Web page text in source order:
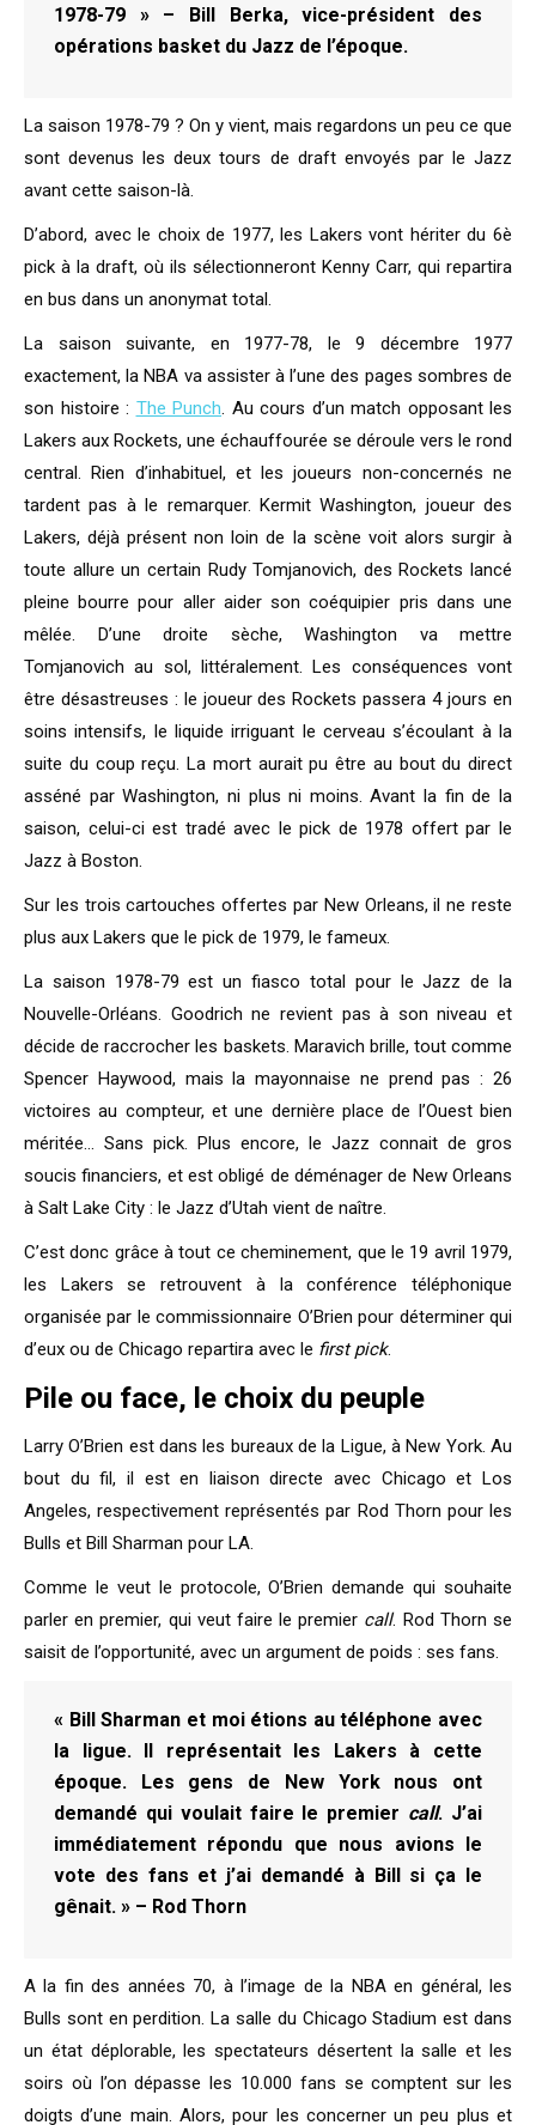
1978-79 » – Bill Berka, vice-président des
opérations basket du Jazz de l’époque.
La saison 1978-79 ? On y vient, mais regardons un peu ce que
sont devenus les deux tours de draft envoyés par le Jazz
avant cette saison-là.
D’abord, avec le choix de 1977, les Lakers vont hériter du 6è
pick à la draft, où ils sélectionneront Kenny Carr, qui repartira
en bus dans un anonymat total.
La saison suivante, en 1977-78, le 9 décembre 1977
exactement, la NBA va assister à l’une des pages sombres de
son histoire : The Punch. Au cours d’un match opposant les
Lakers aux Rockets, une échauffourée se déroule vers le rond
central. Rien d’inhabituel, et les joueurs non-concernés ne
tardent pas à le remarquer. Kermit Washington, joueur des
Lakers, déjà présent non loin de la scène voit alors surgir à
toute allure un certain Rudy Tomjanovich, des Rockets lancé
pleine bourre pour aller aider son coéquipier pris dans une
mêlée. D’une droite sèche, Washington va mettre
Tomjanovich au sol, littéralement. Les conséquences vont
être désastreuses : le joueur des Rockets passera 4 jours en
soins intensifs, le liquide irriguant le cerveau s’écoulant à la
suite du coup reçu. La mort aurait pu être au bout du direct
asséné par Washington, ni plus ni moins. Avant la fin de la
saison, celui-ci est tradé avec le pick de 1978 offert par le
Jazz à Boston.
Sur les trois cartouches offertes par New Orleans, il ne reste
plus aux Lakers que le pick de 1979, le fameux.
La saison 1978-79 est un fiasco total pour le Jazz de la
Nouvelle-Orléans. Goodrich ne revient pas à son niveau et
décide de raccrocher les baskets. Maravich brille, tout comme
Spencer Haywood, mais la mayonnaise ne prend pas : 26
victoires au compteur, et une dernière place de l’Ouest bien
méritée… Sans pick. Plus encore, le Jazz connait de gros
soucis financiers, et est obligé de déménager de New Orleans
à Salt Lake City : le Jazz d’Utah vient de naître.
C’est donc grâce à tout ce cheminement, que le 19 avril 1979,
les Lakers se retrouvent à la conférence téléphonique
organisée par le commissionnaire O’Brien pour déterminer qui
d’eux ou de Chicago repartira avec le first pick.
Pile ou face, le choix du peuple
Larry O’Brien est dans les bureaux de la Ligue, à New York. Au
bout du fil, il est en liaison directe avec Chicago et Los
Angeles, respectivement représentés par Rod Thorn pour les
Bulls et Bill Sharman pour LA.
Comme le veut le protocole, O’Brien demande qui souhaite
parler en premier, qui veut faire le premier call. Rod Thorn se
saisit de l’opportunité, avec un argument de poids : ses fans.
« Bill Sharman et moi étions au téléphone avec
la ligue. Il représentait les Lakers à cette
époque. Les gens de New York nous ont
demandé qui voulait faire le premier call. J’ai
immédiatement répondu que nous avions le
vote des fans et j’ai demandé à Bill si ça le
gênait. » – Rod Thorn
A la fin des années 70, à l’image de la NBA en général, les
Bulls sont en perdition. La salle du Chicago Stadium est dans
un état déplorable, les spectateurs désertent la salle et les
soirs où l’on dépasse les 10.000 fans se comptent sur les
doigts d’une main. Alors, pour les concerner un peu plus et